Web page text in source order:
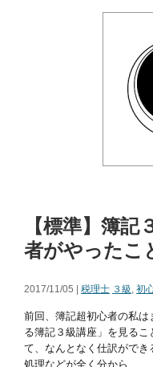
【標準】簿
者がやったこ
2017/11/05 | 税理士 ３級, 初
前回、簿記超初心者の私は
る簿記３級講座」を見る
て、なんとなく仕訳がで
処理などが全く分から